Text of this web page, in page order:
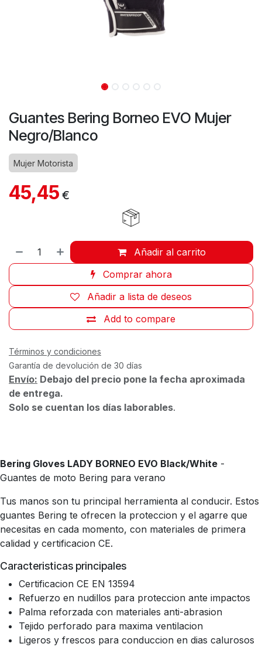
Guantes Bering Borneo EVO Mujer
Negro/Blanco
Mujer Motorista
45,45 €
Añadir al carrito
Comprar ahora
Add to compare
Añadir a lista de deseos
Términos y condiciones
Garantía de devolución de 30 días
Envío: Debajo del precio pone la fecha aproximada
de entrega.
Solo se cuentan los días laborables.
Bering Gloves LADY BORNEO EVO Black/White -
Guantes de moto Bering para verano
Tus manos son tu principal herramienta al conducir. Estos
guantes Bering te ofrecen la proteccion y el agarre que
necesitas en cada momento, con materiales de primera
calidad y certificacion CE.
Caracteristicas principales
Certificacion CE EN 13594
Refuerzo en nudillos para proteccion ante impactos
Palma reforzada con materiales anti-abrasion
Tejido perforado para maxima ventilacion
Ligeros y frescos para conduccion en dias calurosos